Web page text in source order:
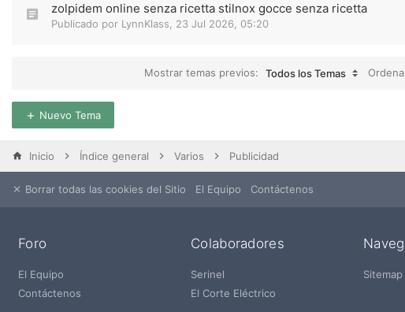
zolpidem online senza ricetta stilnox gocce senza ricetta
Publicado por LynnKlass 23 Jul 2026, 05:20
Mostrar temas previos: Todos los Temas
Nuevo Tema
Inicio Índice general Varios Publicidad
Borrar todas las cookies del Sitio El Equipo Contáctenos
Foro
El Equipo
Contáctenos
Colaboradores
Serinel
El Corte Eléctrico
Sitemap